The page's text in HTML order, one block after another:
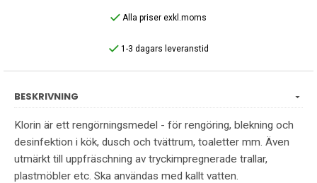
Alla priser exkl.moms
1-3 dagars leveranstid
BESKRIVNING
Klorin är ett rengörningsmedel - för rengöring, blekning och
desinfektion i kök, dusch och tvättrum, toaletter mm. Även
utmärkt till uppfräschning av tryckimpregnerade trallar,
plastmöbler etc. Ska användas med kallt vatten.